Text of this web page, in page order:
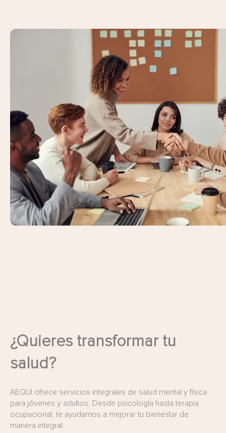
¿Quieres transformar tu
salud?
AEQUI ofrece servicios integrales de salud mental y física
para jóvenes y adultos. Desde psicología hasta terapia
ocupacional, te ayudamos a mejorar tu bienestar de
manera integral.